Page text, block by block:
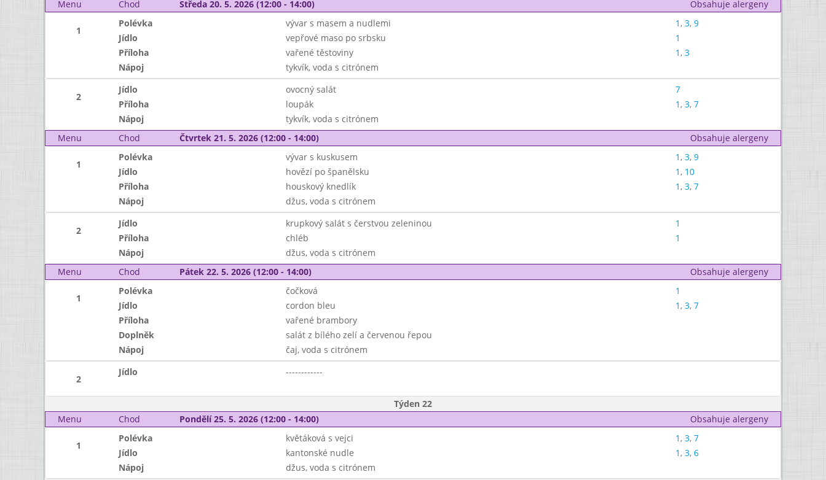
Menu
Chod Středa 20. 5. 2026 (12:00 - 14:00) Obsahuje alergeny
1
Polévka vývar s masem a nudlemi 1, 3, 9
Jídlo
vepřové maso po srbsku
1
Příloha
vařené těstoviny 1, 3
Nápoj
tykvík, voda s citrónem
2
Jídlo ovocný salát
7
Příloha
loupák 1, 3, 7
Nápoj
tykvík, voda s citrónem
Menu
Chod Čtvrtek 21. 5. 2026 (12:00 - 14:00) Obsahuje alergeny
1
Polévka vývar s kuskusem 1, 3, 9
Jídlo
hovězí po španělsku 1, 10
Příloha
houskový knedlík 1, 3, 7
Nápoj
džus, voda s citrónem
2
Jídlo krupkový salát s čerstvou zeleninou
1
Příloha
chléb
1
Nápoj
džus, voda s citrónem
Menu
Chod Pátek 22. 5. 2026 (12:00 - 14:00) Obsahuje alergeny
1
Polévka čočková
1
Jídlo
cordon bleu 1, 3, 7
Příloha
vařené brambory
Doplněk
salát z bílého zelí a červenou řepou
Nápoj
čaj, voda s citrónem
2
Jídlo ------------
Týden 22
Menu
Chod Pondělí 25. 5. 2026 (12:00 - 14:00) Obsahuje alergeny
1
Polévka květáková s vejci 1, 3, 7
Jídlo
kantonské nudle 1, 3, 6
Nápoj
džus, voda s citrónem